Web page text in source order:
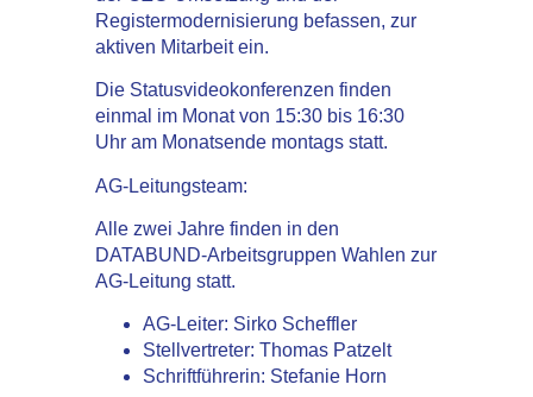
Registermodernisierung befassen, zur
aktiven Mitarbeit ein.
Die Statusvideokonferenzen finden
einmal im Monat von 15:30 bis 16:30
Uhr am Monatsende montags statt.
AG-Leitungsteam:
Alle zwei Jahre finden in den
DATABUND-Arbeitsgruppen Wahlen zur
AG-Leitung statt.
AG-Leiter: Sirko Scheffler
Stellvertreter: Thomas Patzelt
Schriftführerin: Stefanie Horn